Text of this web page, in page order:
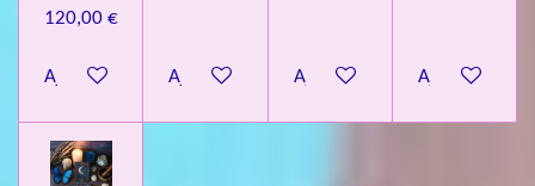
120,00 €
Ajouter au panierAjouter au panierAjouter au panierAjouter au